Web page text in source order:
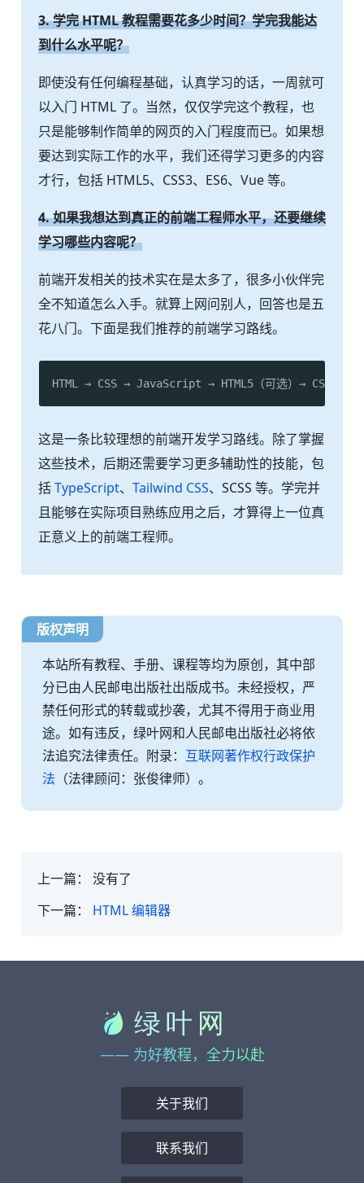
3. 学完 HTML 教程需要花多少时间？学完我能达
到什么水平呢？
即使没有任何编程基础，认真学习的话，一周就可
以入门 HTML 了。当然，仅仅学完这个教程，也
只是能够制作简单的网页的入门程度而已。如果想
要达到实际工作的水平，我们还得学习更多的内容
才行，包括 HTML5、CSS3、ES6、Vue 等。
4. 如果我想达到真正的前端工程师水平，还要继续
学习哪些内容呢？
前端开发相关的技术实在是太多了，很多小伙伴完
全不知道怎么入手。就算上网问别人，回答也是五
花八门。下面是我们推荐的前端学习路线。
这是一条比较理想的前端开发学习路线。除了掌握
这些技术，后期还需要学习更多辅助性的技能，包
括TypeScript、 Tailwind CSS、SCSS 等。学完并
且能够在实际项目熟练应用之后，才算得上一位真
正意义上的前端工程师。
版权声明
本站所有教程、手册、课程等均为原创，其中部
分已由人民邮电出版社出版成书。未经授权，严
禁任何形式的转载或抄袭，尤其不得用于商业用
途。如有违反，绿叶网和人民邮电出版社必将依
法追究法律责任。附录： 互联网著作权行政保护
法 （法律顾问：张俊律师）。
上一篇： 没有了
下一篇： HTML 编辑器
—— 为好教程，全力以赴
关于我们
联系我们